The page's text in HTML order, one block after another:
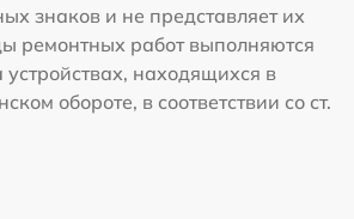
знаков и не представляет их
ремонтных работ выполняются
находящихся в
обороте, в соответствии со ст.